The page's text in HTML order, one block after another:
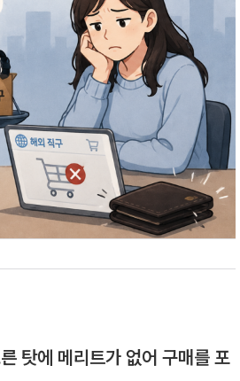
탓에 메리트가 없어 구매를 포